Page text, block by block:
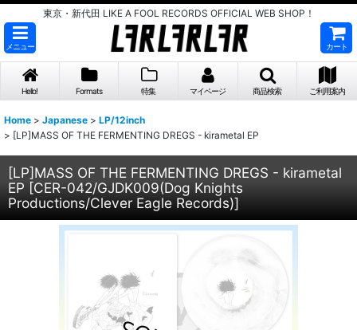
東京・新代田 LIKE A FOOL RECORDS OFFICIAL WEB SHOP！
メニュー カート
Hello! Formats 特集 マイページ 商品検索 ご利用案内
Home > Japanese > LP/12inch
> [LP]MASS OF THE FERMENTING DREGS - kirametal EP
[LP]MASS OF THE FERMENTING DREGS - kirametal
EP [CER-042/GJDK009(Dog Knights
Productions/Clever Eagle Records)]